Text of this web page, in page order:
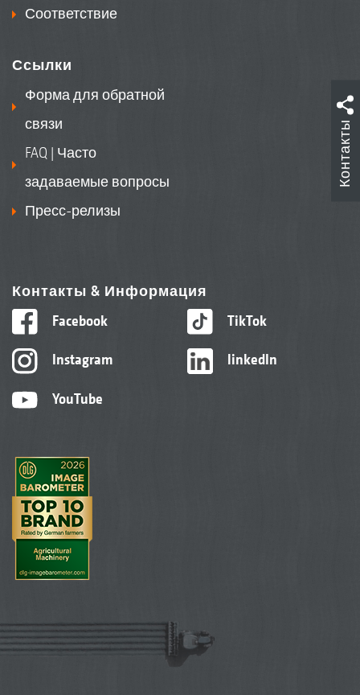
Соответствие
Ссылки
Форма для обратной
связи
FAQ | Часто
задаваемые вопросы
Пресс-релизы
Контакты & Информация
Facebook
Instagram
YouTube
TikTok
linkedIn
Контакты